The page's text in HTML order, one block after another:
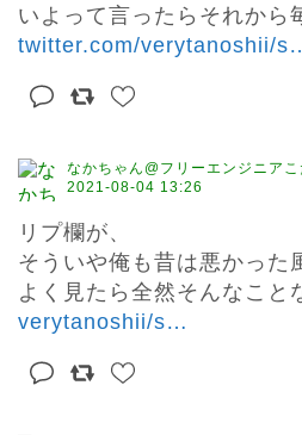
いよって言ったらそれから
twitter.com/verytanoshii/s
なかちゃん@フリーエンジニア
2021-08-04 13:26
リプ欄が、
そういや俺も昔は悪かった
よく見たら全然そんなこと
verytanoshii/s…